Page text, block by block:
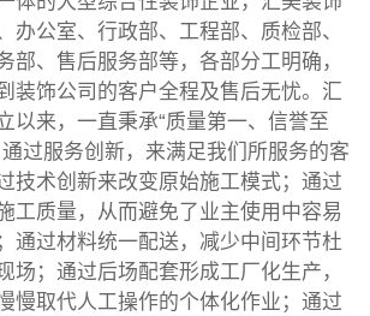
办公室、行政部、工程部、质检部、
部、售后服务部等，各部分工明确，
装饰公司的客户全程及售后无忧。汇
以来，一直秉承“质量第一、信誉至
过服务创新，来满足我们所服务的客
技术创新来改变原始施工模式；通过
工质量，从而避免了业主使用中容易
通过材料统一配送，减少中间环节杜
场；通过后场配套形成工厂化生产，
慢取代人工操作的个体化作业；通过